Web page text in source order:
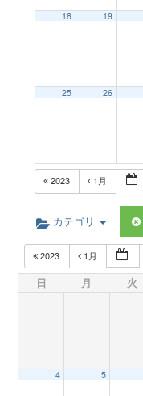
18 19
25 26
2023 1月
カテゴリ
2023 1月
日 月 火
4 5